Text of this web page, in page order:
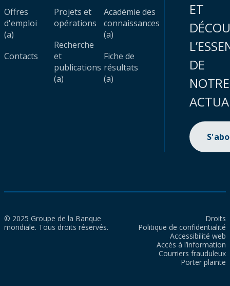
Offres
d'emploi
(a)
Contacts
Projets et
opérations
Recherche
et
publications
(a)
Académie des
connaissances
(a)
Fiche de
résultats
(a)
ET
DE
NOTRE
© 2025 Groupe de la Banque
mondiale. Tous droits réservés.
Droits
Politique de confidentialité
Accessibilité web
Accès à l’information
Courriers frauduleux
Porter plainte